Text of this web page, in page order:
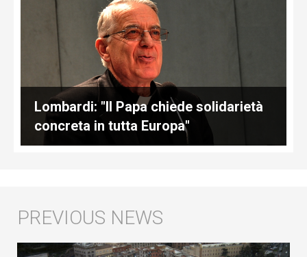
Lombardi: "Il Papa chiede solidarietà
concreta in tutta Europa"